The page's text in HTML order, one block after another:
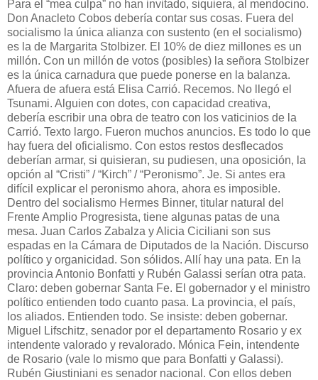
Para el “mea culpa” no han invitado, siquiera, al mendocino.
Don Anacleto Cobos debería contar sus cosas. Fuera del
socialismo la única alianza con sustento (en el socialismo)
es la de Margarita Stolbizer. El 10% de diez millones es un
millón. Con un millón de votos (posibles) la señora Stolbizer
es la única carnadura que puede ponerse en la balanza.
Afuera de afuera está Elisa Carrió. Recemos. No llegó el
Tsunami. Alguien con dotes, con capacidad creativa,
debería escribir una obra de teatro con los vaticinios de la
Carrió. Texto largo. Fueron muchos anuncios. Es todo lo que
hay fuera del oficialismo. Con estos restos desflecados
deberían armar, si quisieran, su pudiesen, una oposición, la
opción al “Cristi” / “Kirch” / “Peronismo”. Je. Si antes era
difícil explicar el peronismo ahora, ahora es imposible.
Dentro del socialismo Hermes Binner, titular natural del
Frente Amplio Progresista, tiene algunas patas de una
mesa. Juan Carlos Zabalza y Alicia Ciciliani son sus
espadas en la Cámara de Diputados de la Nación. Discurso
político y organicidad. Son sólidos. Allí hay una pata. En la
provincia Antonio Bonfatti y Rubén Galassi serían otra pata.
Claro: deben gobernar Santa Fe. El gobernador y el ministro
político entienden todo cuanto pasa. La provincia, el país,
los aliados. Entienden todo. Se insiste: deben gobernar.
Miguel Lifschitz, senador por el departamento Rosario y ex
intendente valorado y revalorado. Mónica Fein, intendente
de Rosario (vale lo mismo que para Bonfatti y Galassi).
Rubén Giustiniani es senador nacional. Con ellos deben